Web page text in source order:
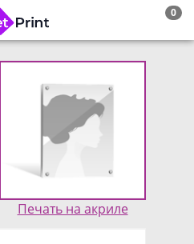
0
Печать на акриле